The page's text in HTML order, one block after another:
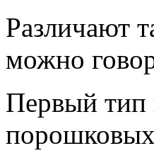
Различают
можно
Первый тип